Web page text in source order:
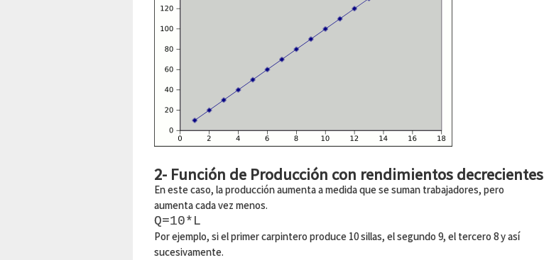
2- Función de Producción con rendimientos decrecientes
En este caso, la producción aumenta a medida que se suman trabajadores, pero
aumenta cada vez menos.
Q=10*L
Por ejemplo, si el primer carpintero produce 10 sillas, el segundo 9, el tercero 8 y así
sucesivamente.